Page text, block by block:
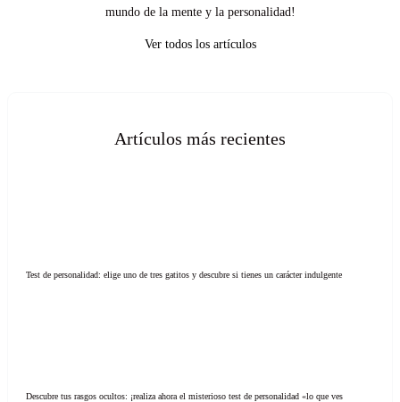
mundo de la mente y la personalidad!
Ver todos los artículos
Artículos más recientes
Test de personalidad: elige uno de tres gatitos y descubre si tienes un carácter indulgente
Descubre tus rasgos ocultos: ¡realiza ahora el misterioso test de personalidad «lo que ves